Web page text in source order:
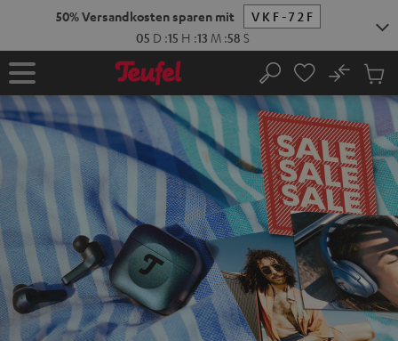
Startseite Suche
No
im